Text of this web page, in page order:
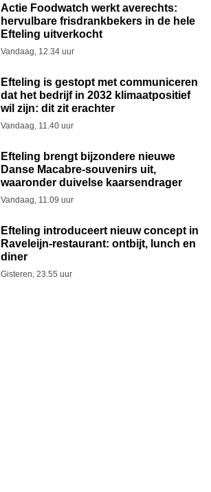
Actie Foodwatch werkt averechts:
hervulbare frisdrankbekers in de hele
Efteling uitverkocht
Vandaag, 12.34 uur
Efteling is gestopt met communiceren
dat het bedrijf in 2032 klimaatpositief
wil zijn: dit zit erachter
Vandaag, 11.40 uur
Efteling brengt bijzondere nieuwe
Danse Macabre-souvenirs uit,
waaronder duivelse kaarsendrager
Vandaag, 11.09 uur
Efteling introduceert nieuw concept in
Raveleijn-restaurant: ontbijt, lunch en
diner
Gisteren, 23.55 uur